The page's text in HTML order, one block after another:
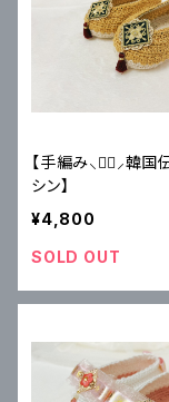
【手編み⸜♥⃜⸝韓国
シン】
¥4,800
SOLD OUT